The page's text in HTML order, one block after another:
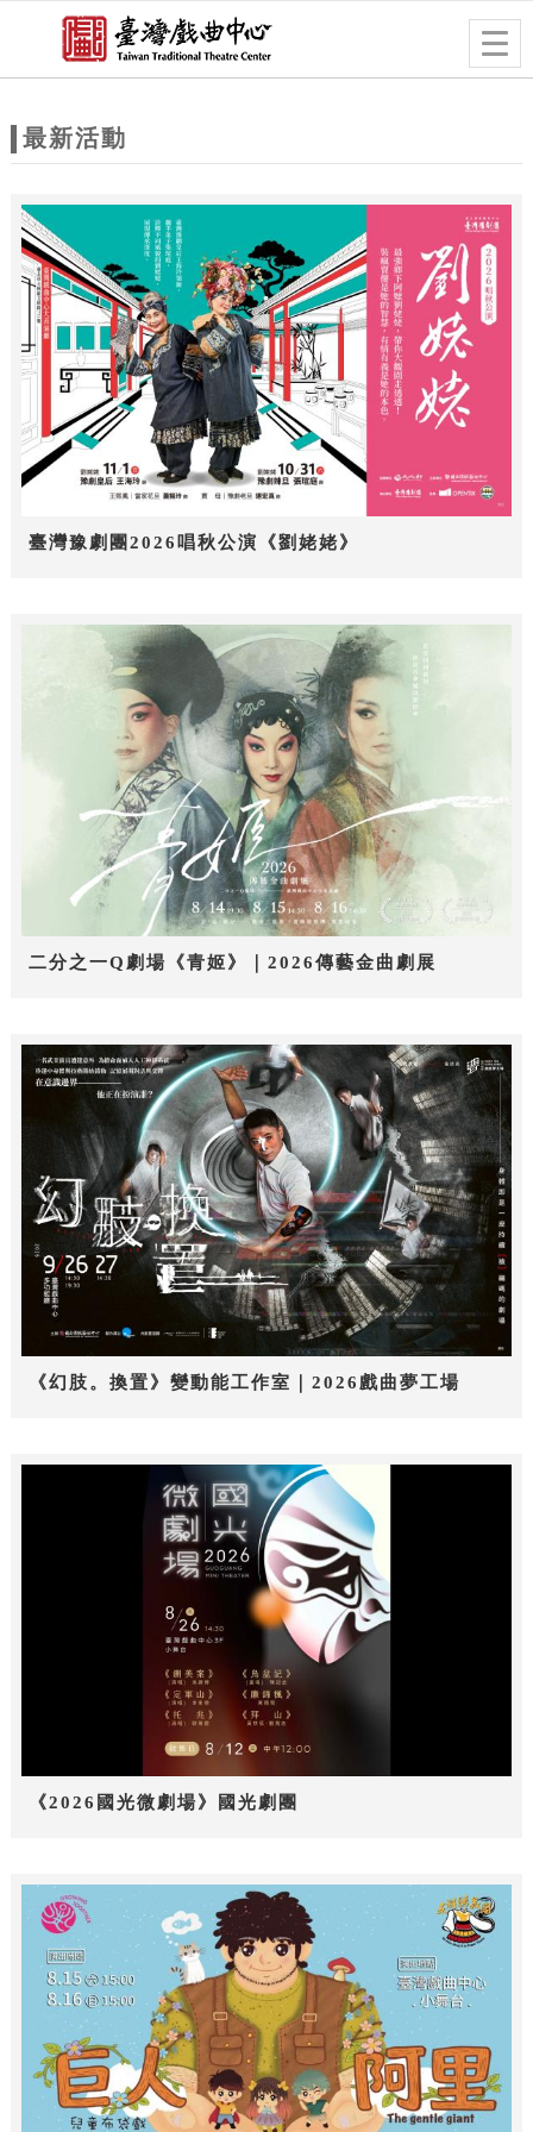
站
題
跳到主要內容
網站導覽
最新活動
臺灣豫劇團2026唱秋公演《劉姥姥》
二分之一Q劇場《青姬》｜2026傳藝金曲劇展
《幻肢。換置》變動能工作室｜2026戲曲夢工場
《2026國光微劇場》國光劇團